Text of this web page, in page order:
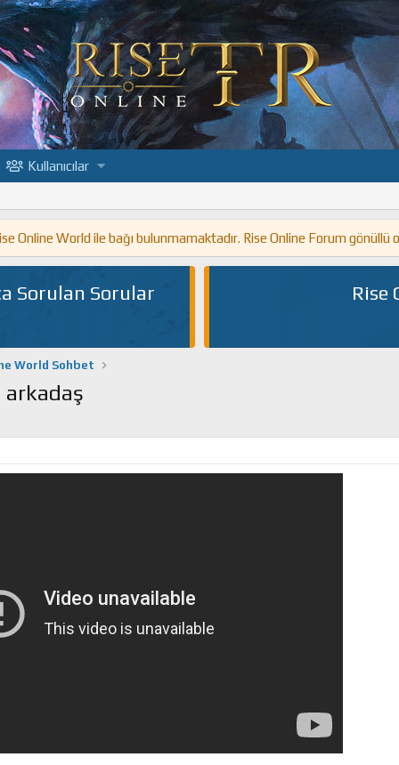
Kullanıcılar
Online World ile bağı bulunmamaktadır. Rise Online Forum
Sorulan Sorular
Rise
World Sohbet
arkadaş